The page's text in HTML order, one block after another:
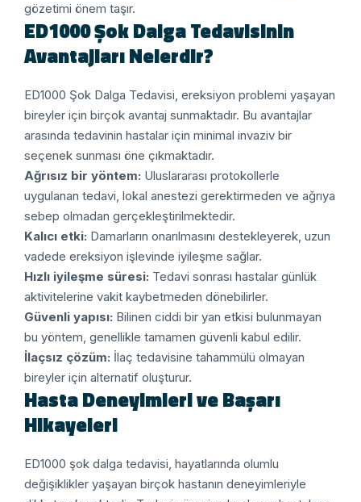
gözetimi önem taşır.
ED1000 Şok Dalga Tedavisinin
Avantajları Nelerdir?
ED1000 Şok Dalga Tedavisi, ereksiyon problemi yaşayan
bireyler için birçok avantaj sunmaktadır. Bu avantajlar
arasında tedavinin hastalar için minimal invaziv bir
seçenek sunması öne çıkmaktadır.
Ağrısız bir yöntem: Uluslararası protokollerle
uygulanan tedavi, lokal anestezi gerektirmeden ve ağrıya
sebep olmadan gerçekleştirilmektedir.
Kalıcı etki: Damarların onarılmasını destekleyerek, uzun
vadede ereksiyon işlevinde iyileşme sağlar.
Hızlı iyileşme süresi: Tedavi sonrası hastalar günlük
aktivitelerine vakit kaybetmeden dönebilirler.
Güvenli yapısı: Bilinen ciddi bir yan etkisi bulunmayan
bu yöntem, genellikle tamamen güvenli kabul edilir.
İlaçsız çözüm: İlaç tedavisine tahammülü olmayan
bireyler için alternatif oluşturur.
Hasta Deneyimleri ve Başarı
Hikayeleri
ED1000 şok dalga tedavisi, hayatlarında olumlu
değişiklikler yaşayan birçok hastanın deneyimleriyle